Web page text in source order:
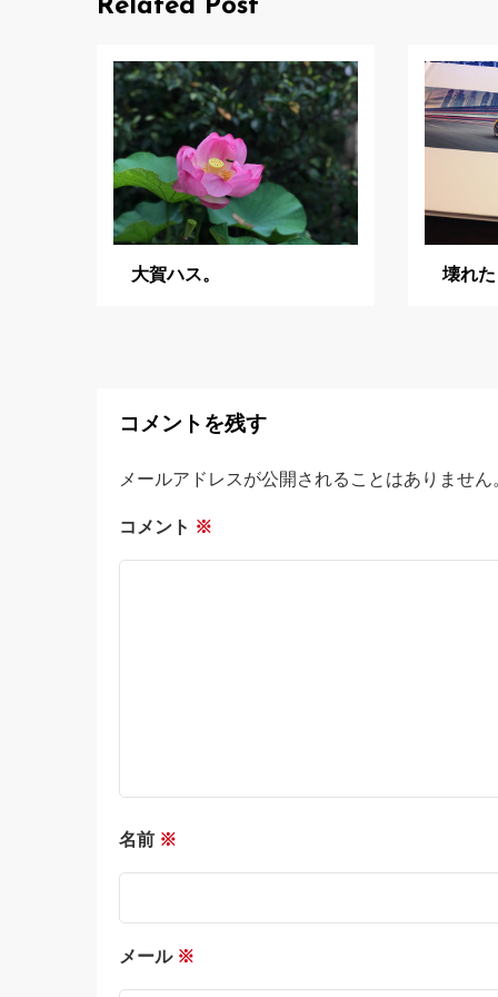
ー
シ
ョ
ン
Related Post
大賀ハス。 壊れ
コメントを残す
メールアドレスが公開されることはありません
コメント ※
名前 ※
メール ※